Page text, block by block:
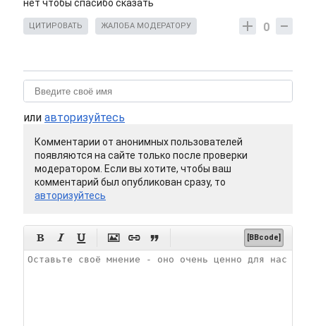
нет чтобы спасибо сказать
0
ЦИТИРОВАТЬ ЖАЛОБА МОДЕРАТОРУ
или авторизуйтесь
Комментарии от анонимных пользователей
появляются на сайте только после проверки
модератором. Если вы хотите, чтобы ваш
комментарий был опубликован сразу, то
авторизуйтесь
      [BBcode]